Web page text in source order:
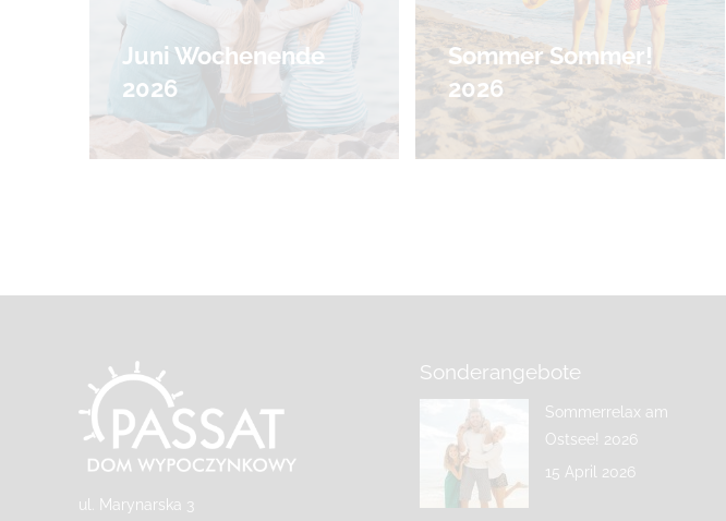
Juni Wochenende
2026
Sommer Sommer!
2026
ul. Marynarska 3
Sonderangebote
Sommerrelax am
Ostsee! 2026
15 April 2026